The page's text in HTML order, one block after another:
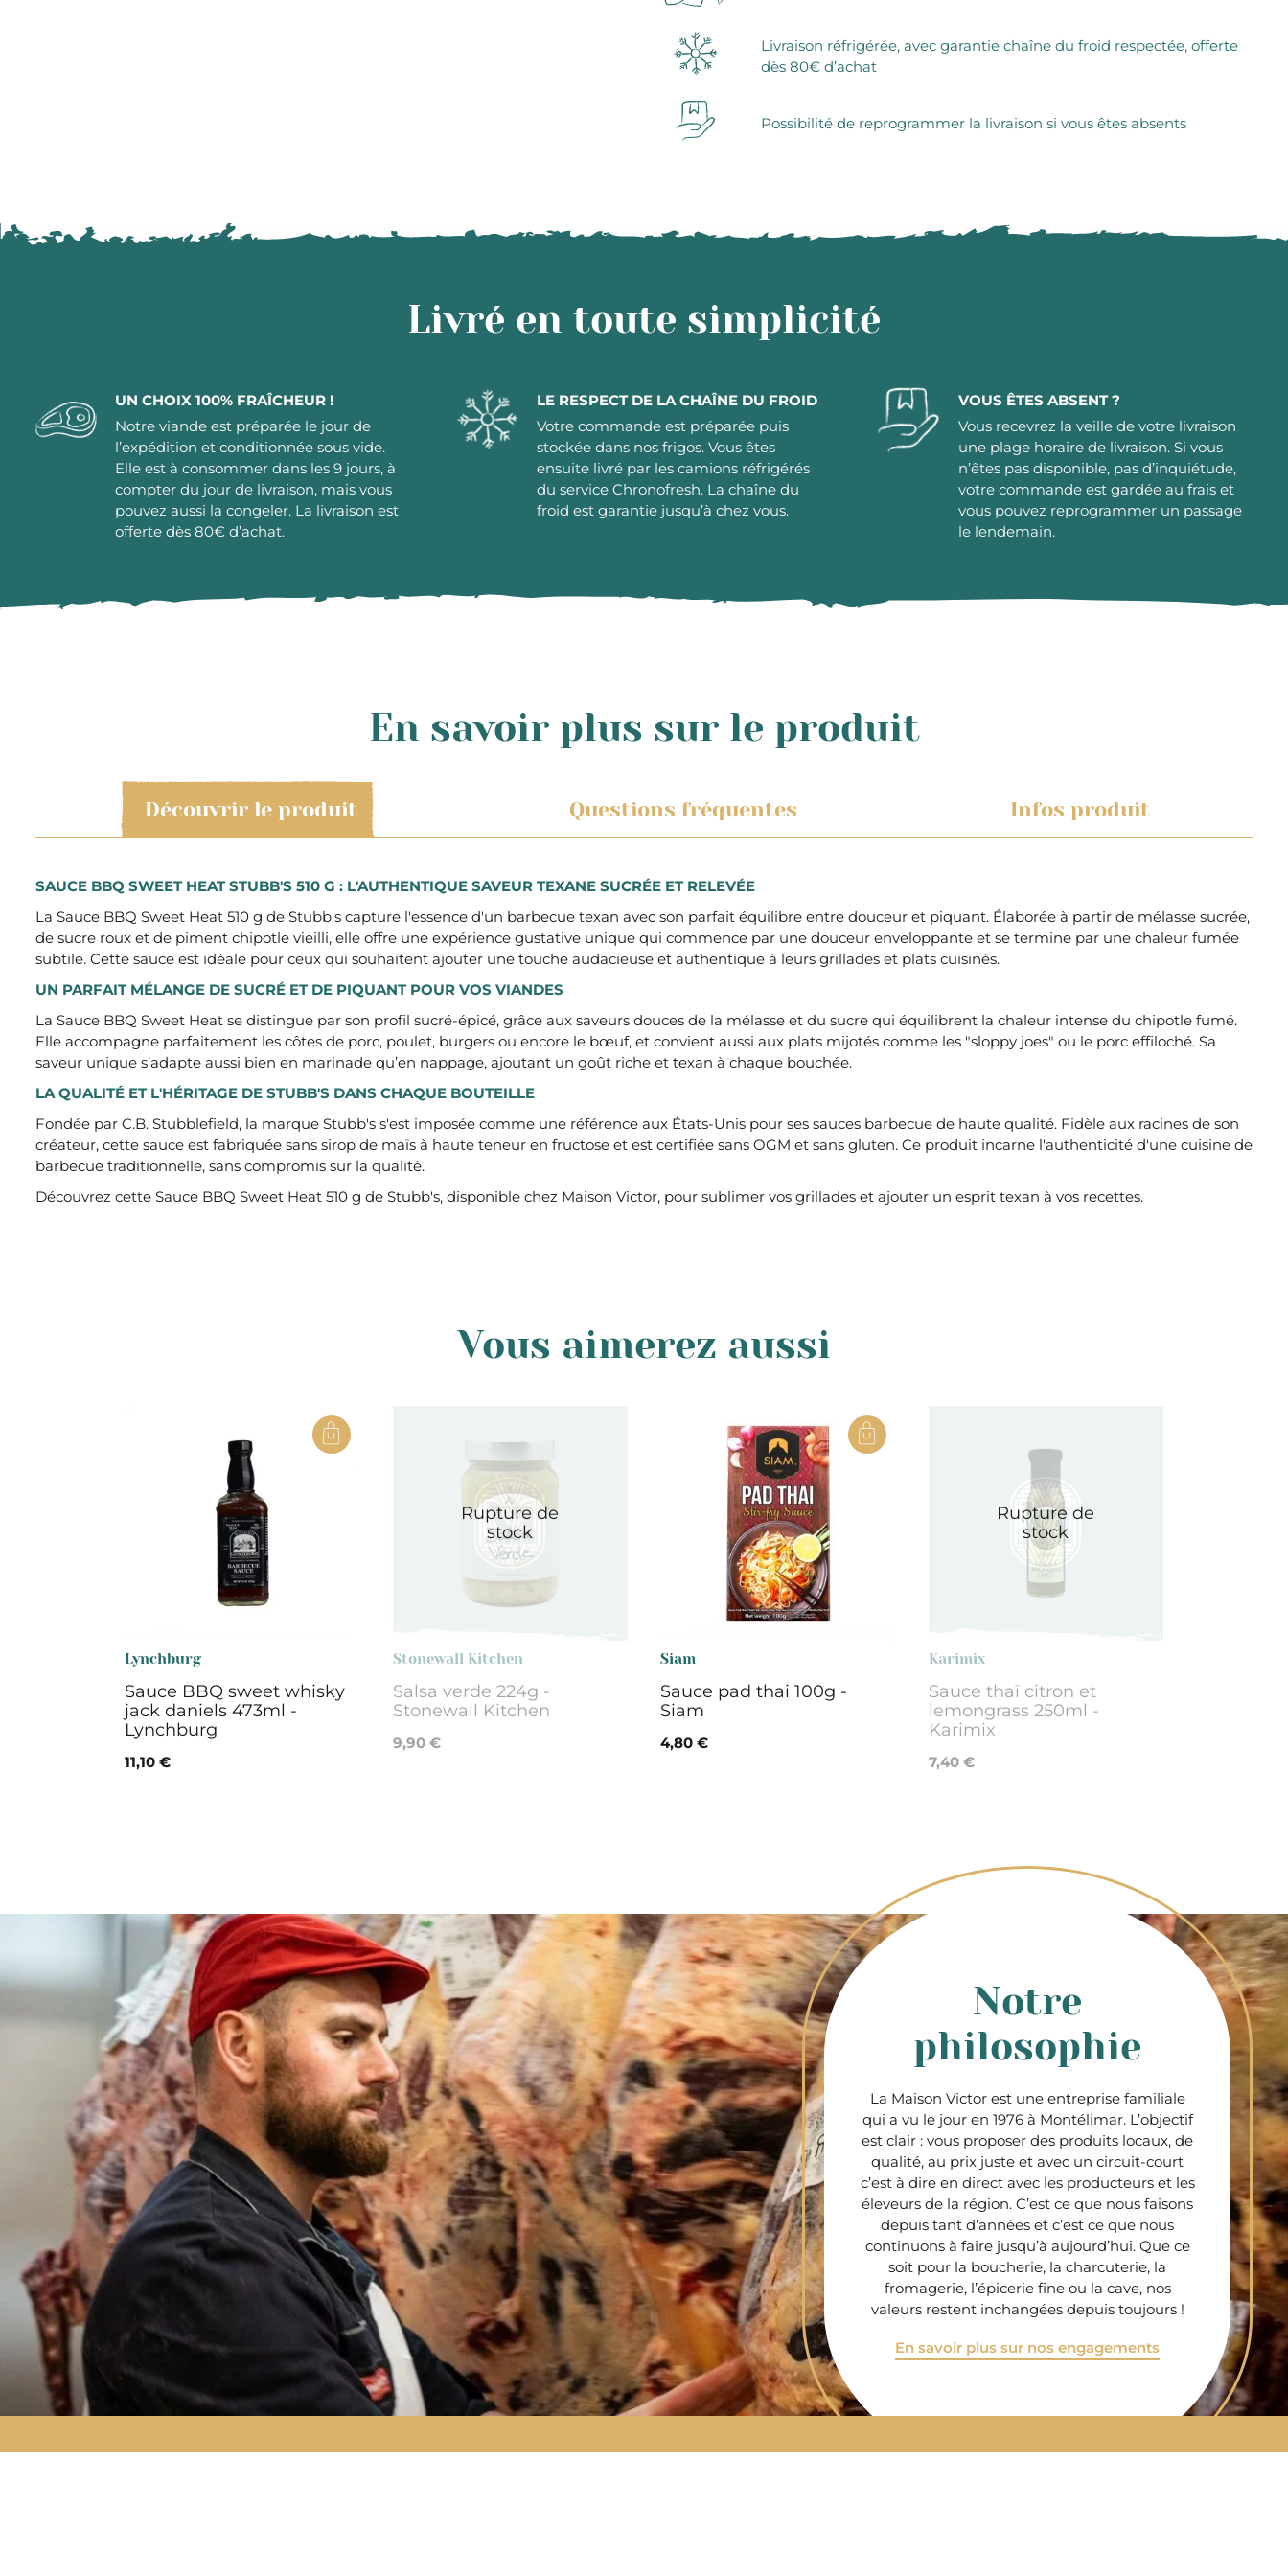
Livraison réfrigérée, avec garantie chaîne du froid respectée, offerte
dès 80€ d’achat
Possibilité de reprogrammer la livraison si vous êtes absents
Livré en toute simplicité
UN CHOIX 100% FRAÎCHEUR !
Notre viande est préparée le jour de
l’expédition et conditionnée sous vide.
Elle est à consommer dans les 9 jours, à
compter du jour de livraison, mais vous
pouvez aussi la congeler. La livraison est
offerte dès 80€ d’achat.
LE RESPECT DE LA CHAÎNE DU FROID
Votre commande est préparée puis
stockée dans nos frigos. Vous êtes
ensuite livré par les camions réfrigérés
du service Chronofresh. La chaîne du
froid est garantie jusqu’à chez vous.
VOUS ÊTES ABSENT ?
Vous recevrez la veille de votre livraison
une plage horaire de livraison. Si vous
n’êtes pas disponible, pas d’inquiétude,
votre commande est gardée au frais et
vous pouvez reprogrammer un passage
le lendemain.
En savoir plus sur le produit
Découvrir le produit Questions fréquentes Infos produit
SAUCE BBQ SWEET HEAT STUBB'S 510 G : L'AUTHENTIQUE SAVEUR TEXANE SUCRÉE ET RELEVÉE
La Sauce BBQ Sweet Heat 510 g de Stubb's capture l'essence d'un barbecue texan avec son parfait équilibre entre douceur et piquant. Élaborée à partir de mélasse sucrée,
de sucre roux et de piment chipotle vieilli, elle offre une expérience gustative unique qui commence par une douceur enveloppante et se termine par une chaleur fumée
subtile. Cette sauce est idéale pour ceux qui souhaitent ajouter une touche audacieuse et authentique à leurs grillades et plats cuisinés.
UN PARFAIT MÉLANGE DE SUCRÉ ET DE PIQUANT POUR VOS VIANDES
La Sauce BBQ Sweet Heat se distingue par son profil sucré-épicé, grâce aux saveurs douces de la mélasse et du sucre qui équilibrent la chaleur intense du chipotle fumé.
Elle accompagne parfaitement les côtes de porc, poulet, burgers ou encore le bœuf, et convient aussi aux plats mijotés comme les "sloppy joes" ou le porc effiloché. Sa
saveur unique s’adapte aussi bien en marinade qu’en nappage, ajoutant un goût riche et texan à chaque bouchée.
LA QUALITÉ ET L'HÉRITAGE DE STUBB'S DANS CHAQUE BOUTEILLE
Fondée par C.B. Stubblefield, la marque Stubb's s'est imposée comme une référence aux États-Unis pour ses sauces barbecue de haute qualité. Fidèle aux racines de son
créateur, cette sauce est fabriquée sans sirop de maïs à haute teneur en fructose et est certifiée sans OGM et sans gluten. Ce produit incarne l'authenticité d'une cuisine de
barbecue traditionnelle, sans compromis sur la qualité.
Découvrez cette Sauce BBQ Sweet Heat 510 g de Stubb's, disponible chez Maison Victor, pour sublimer vos grillades et ajouter un esprit texan à vos recettes.
Vous aimerez aussi
Lynchburg
Sauce BBQ sweet whisky
jack daniels 473ml -
Lynchburg
11,10 €
Rupture de
stock
Stonewall Kitchen
Salsa verde 224g -
Stonewall Kitchen
9,90 €
Siam
Sauce pad thai 100g -
Siam
4,80 €
Rupture de
stock
Karimix
Sauce thaï citron et
lemongrass 250ml -
Karimix
7,40 €
Notre
philosophie
La Maison Victor est une entreprise familiale
qui a vu le jour en 1976 à Montélimar. L’objectif
est clair : vous proposer des produits locaux, de
qualité, au prix juste et avec un circuit-court
c’est à dire en direct avec les producteurs et les
éleveurs de la région. C’est ce que nous faisons
depuis tant d’années et c’est ce que nous
continuons à faire jusqu’à aujourd’hui. Que ce
soit pour la boucherie, la charcuterie, la
fromagerie, l’épicerie fine ou la cave, nos
valeurs restent inchangées depuis toujours !
En savoir plus sur nos engagements